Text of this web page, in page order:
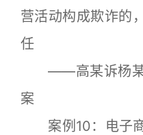
营活动构成欺诈的
任
——高某诉杨某
案
案例10：电子商